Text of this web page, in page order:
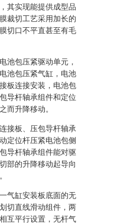
其实现能提供成型品
裁切工艺采用加长的
切口不平直甚至有毛
池包压紧驱动单元，
池包压紧气缸，电池
板连接安装，电池包
导杆轴承组件和定位
而升降移动。
接板、压包导杆轴承
定位杆压紧电池包侧
导杆轴承组件能对驱
部的升降移动起导向
气缸安装板底面的无
切直线滑动组件，两
互平行设置，无杆气